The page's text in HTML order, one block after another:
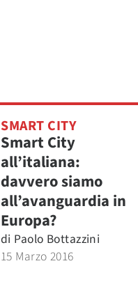
SMART CITY
Smart City
all’italiana:
davvero siamo
all’avanguardia in
Europa?
di Paolo Bottazzini
15 Marzo 2016